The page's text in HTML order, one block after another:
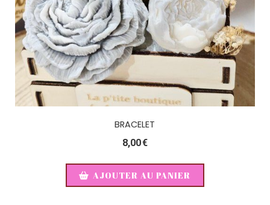
BRACELET
8,00€
AJOUTER AU PANIER